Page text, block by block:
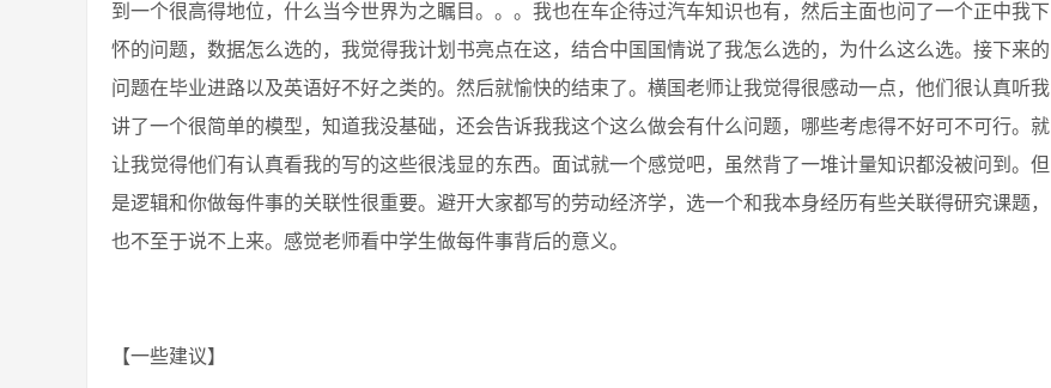
到一个很高得地位，什么当今世界为之瞩目。。。我也在车企待过汽车知识也有，然后主面也问了一个正中我下
怀的问题，数据怎么选的，我觉得我计划书亮点在这，结合中国国情说了我怎么选的，为什么这么选。接下来的
问题在毕业进路以及英语好不好之类的。然后就愉快的结束了。横国老师让我觉得很感动一点，他们很认真听我
讲了一个很简单的模型，知道我没基础，还会告诉我我这个这么做会有什么问题，哪些考虑得不好可不可行。就
让我觉得他们有认真看我的写的这些很浅显的东西。面试就一个感觉吧，虽然背了一堆计量知识都没被问到。但
是逻辑和你做每件事的关联性很重要。避开大家都写的劳动经济学，选一个和我本身经历有些关联得研究课题，
也不至于说不上来。感觉老师看中学生做每件事背后的意义。
【一些建议】